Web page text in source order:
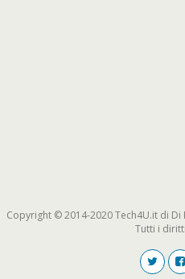
Copyright © 2014-2020 Tech4U.it di Di
Tutti i